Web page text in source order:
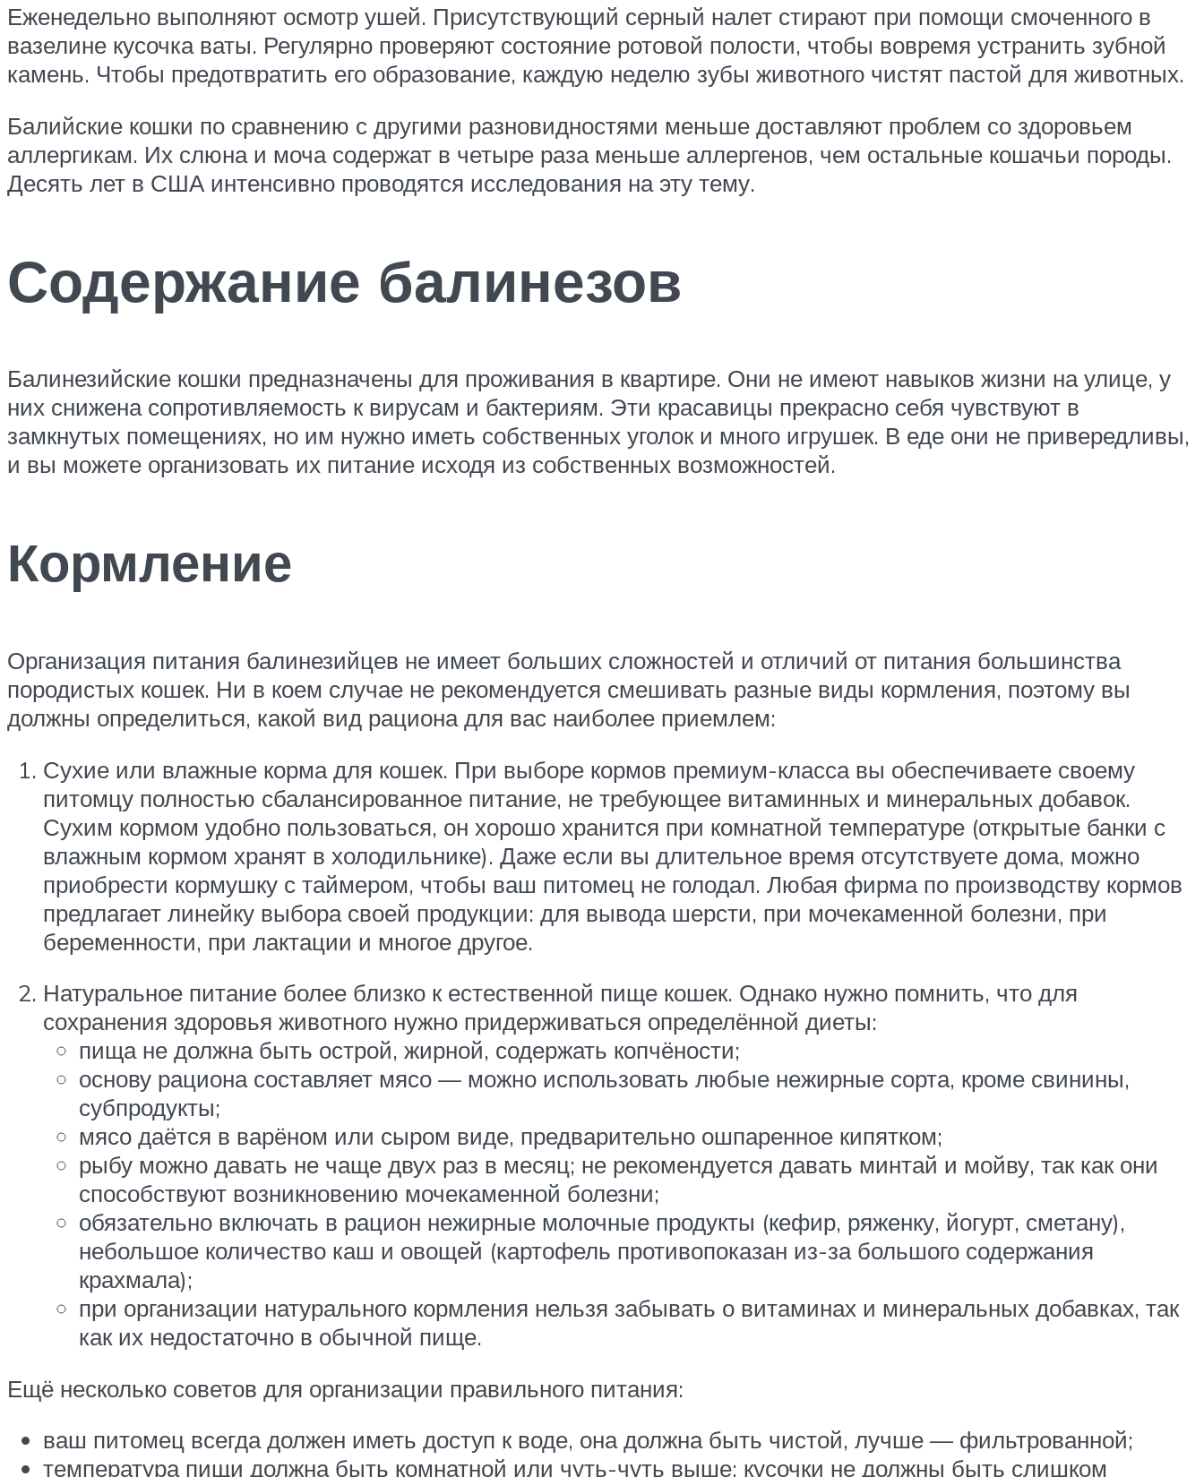
Еженедельно выполняют осмотр ушей. Присутствующий серный налет стирают при помощи смоченного в
вазелине кусочка ваты. Регулярно проверяют состояние ротовой полости, чтобы вовремя устранить зубной
камень. Чтобы предотвратить его образование, каждую неделю зубы животного чистят пастой для животных.
Балийские кошки по сравнению с другими разновидностями меньше доставляют проблем со здоровьем
аллергикам. Их слюна и моча содержат в четыре раза меньше аллергенов, чем остальные кошачьи породы.
Десять лет в США интенсивно проводятся исследования на эту тему.
Содержание балинезов
Балинезийские кошки предназначены для проживания в квартире. Они не имеют навыков жизни на улице, у
них снижена сопротивляемость к вирусам и бактериям. Эти красавицы прекрасно себя чувствуют в
замкнутых помещениях, но им нужно иметь собственных уголок и много игрушек. В еде они не привередливы,
и вы можете организовать их питание исходя из собственных возможностей.
Кормление
Организация питания балинезийцев не имеет больших сложностей и отличий от питания большинства
породистых кошек. Ни в коем случае не рекомендуется смешивать разные виды кормления, поэтому вы
должны определиться, какой вид рациона для вас наиболее приемлем:
Сухие или влажные корма для кошек. При выборе кормов премиум-класса вы обеспечиваете своему
питомцу полностью сбалансированное питание, не требующее витаминных и минеральных добавок.
Сухим кормом удобно пользоваться, он хорошо хранится при комнатной температуре (открытые банки с
влажным кормом хранят в холодильнике). Даже если вы длительное время отсутствуете дома, можно
приобрести кормушку с таймером, чтобы ваш питомец не голодал. Любая фирма по производству кормов
предлагает линейку выбора своей продукции: для вывода шерсти, при мочекаменной болезни, при
беременности, при лактации и многое другое.
Натуральное питание более близко к естественной пище кошек. Однако нужно помнить, что для
сохранения здоровья животного нужно придерживаться определённой диеты:
пища не должна быть острой, жирной, содержать копчёности;
основу рациона составляет мясо — можно использовать любые нежирные сорта, кроме свинины,
субпродукты;
мясо даётся в варёном или сыром виде, предварительно ошпаренное кипятком;
рыбу можно давать не чаще двух раз в месяц; не рекомендуется давать минтай и мойву, так как они
способствуют возникновению мочекаменной болезни;
обязательно включать в рацион нежирные молочные продукты (кефир, ряженку, йогурт, сметану),
небольшое количество каш и овощей (картофель противопоказан из-за большого содержания
крахмала);
при организации натурального кормления нельзя забывать о витаминах и минеральных добавках, так
как их недостаточно в обычной пище.
Ещё несколько советов для организации правильного питания:
ваш питомец всегда должен иметь доступ к воде, она должна быть чистой, лучше — фильтрованной;
температура пищи должна быть комнатной или чуть-чуть выше; кусочки не должны быть слишком